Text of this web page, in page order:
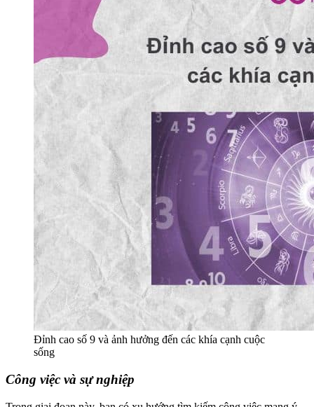
Đỉnh cao số 9 và ảnh hưởng đến các khía cạnh cuộc
sống
Công việc và sự nghiệp